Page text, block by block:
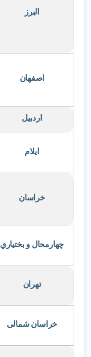
البرز
اصفهان
اردبیل
ایلام
خراسان
چهارمحال و بختیاري
تهران
خراسان شمالی